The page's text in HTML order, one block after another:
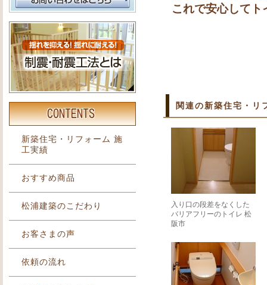
これで安心して
関連の新築住宅・リ
入り口の段差をなくした
バリアフリーのトイレ 松
阪市
新築住宅・リフォーム 施
工実績
おすすめ商品
松浦建築のこだわり
お客さまの声
依頼の流れ